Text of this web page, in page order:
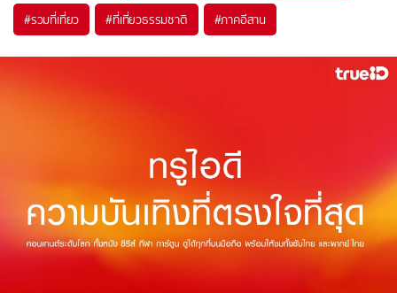
#รวมที่เที่ยว #ที่เที่ยวธรรมชาติ #ภาคอีสาน